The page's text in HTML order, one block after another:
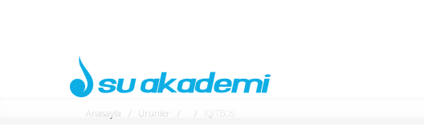
Anasayfa Ürünler